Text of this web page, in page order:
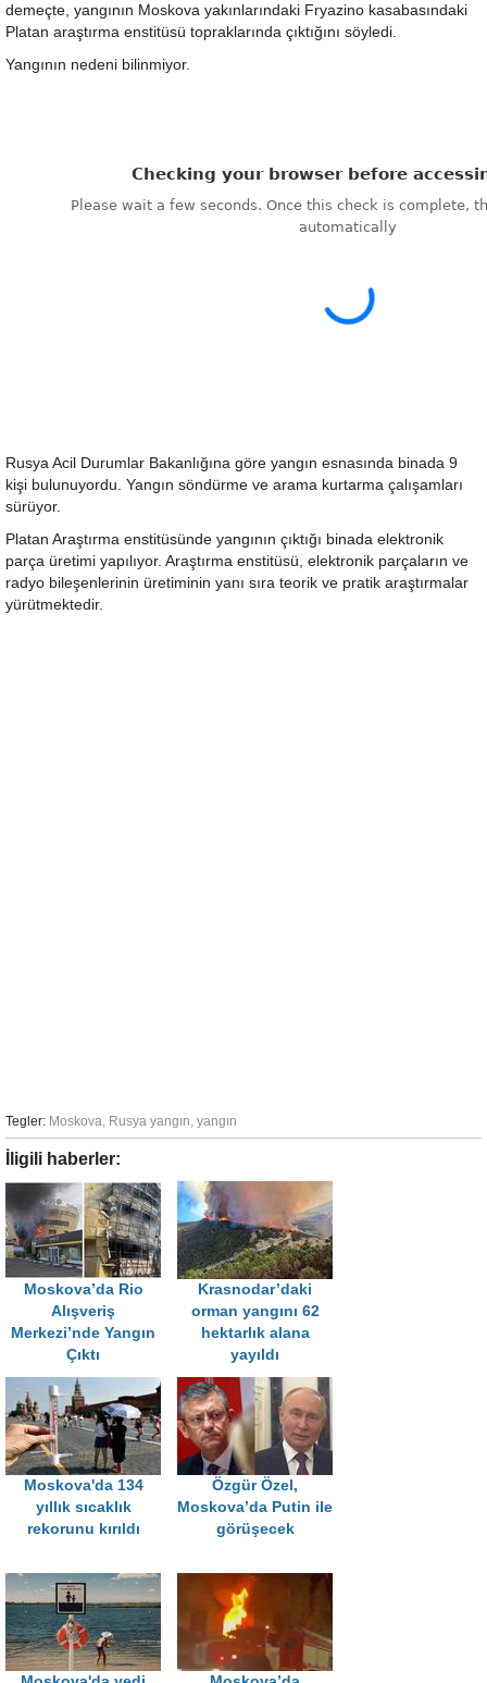
demeçte, yangının Moskova yakınlarındaki Fryazino kasabasındaki
Platan araştırma enstitüsü topraklarında çıktığını söyledi.
Yangının nedeni bilinmiyor.
Rusya Acil Durumlar Bakanlığına göre yangın esnasında binada 9
kişi bulunuyordu. Yangın söndürme ve arama kurtarma çalışamları
sürüyor.
Platan Araştırma enstitüsünde yangının çıktığı binada elektronik
parça üretimi yapılıyor. Araştırma enstitüsü, elektronik parçaların ve
radyo bileşenlerinin üretiminin yanı sıra teorik ve pratik araştırmalar
yürütmektedir.
Tegler: Moskova, Rusya yangın, yangın
İligili haberler:
Moskova’da Rio
Alışveriş
Merkezi’nde Yangın
Çıktı
Krasnodar’daki
orman yangını 62
hektarlık alana
yayıldı
Moskova'da 134
yıllık sıcaklık
rekorunu kırıldı
Özgür Özel,
Moskova’da Putin ile
görüşecek